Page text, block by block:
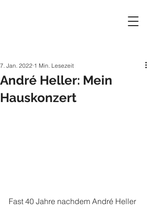
André Heller: Mein
Hauskonzert
7. Jan. 2022 1 Min. Lesezeit
Fast 40 Jahre nachdem André Heller